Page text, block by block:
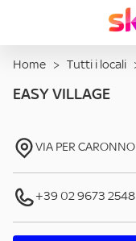
Home > Tutti i locali
EASY VILLAGE
VIA PER CARONNO
+39 02 9673 2548